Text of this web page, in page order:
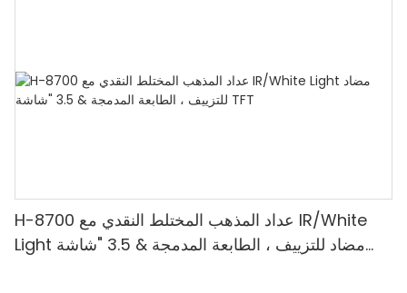
H-8700 عداد المذهب المختلط النقدي مع IR/White
Light مضاد للتزييف ، الطابعة المدمجة & 3.5 "شاشة